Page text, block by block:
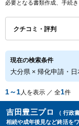
必要となる書類作成、手続
クチコミ・評判
現在の検索条件
大分県 × 帰化申請・
1～1人を表示 ／ 全1件
吉田豊三プロ
（ 行政
相続や成年後見など終活を